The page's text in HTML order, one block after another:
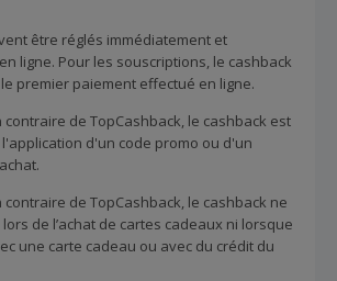
les coussins pour chien, les
votre petit compagnon.
être réglés immédiatement et
ligne. Pour les souscriptions, le cashback
premier paiement effectué en ligne.
de TopCashback, le cashback est
d'un code promo ou d'un
de TopCashback, le cashback ne
lors de l’achat de cartes cadeaux ni lorsque
une carte cadeau ou avec du crédit du